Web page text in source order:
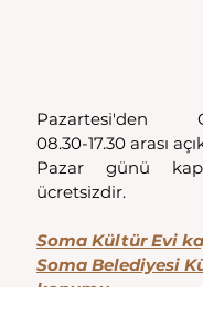
Pazartesi'den
08.30-17.30 arası
Pazar günü
ücretsizdir.
Soma Kültür Evi
Soma Belediyesi
konumu